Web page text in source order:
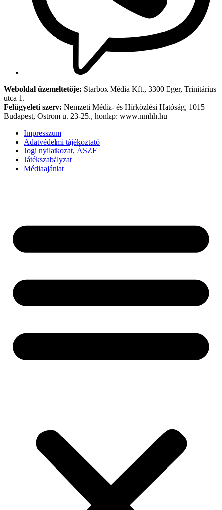
Weboldal üzemeltetője: Starbox Média Kft., 3300 Eger, Trinitárius
utca 1.
Felügyeleti szerv: Nemzeti Média- és Hírközlési Hatóság, 1015
Budapest, Ostrom u. 23-25., honlap: www.nmhh.hu
Impresszum
Adatvédelmi tájékoztató
Jogi nyilatkozat, ÁSZF
Játékszabályzat
Médiaajánlat